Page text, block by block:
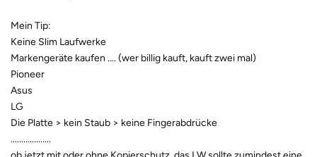
Mein Tip:
Keine Slim Laufwerke
Markengeräte kaufen .... (wer billig kauft, kauft zwei mal)
Pioneer
Asus
LG
Die Platte > kein Staub > keine Fingerabdrücke
...................